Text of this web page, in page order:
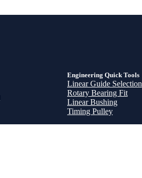
Engineering Quick Tools
Linear Guide Selection
Rotary Bearing Fit
Linear Bushing
Timing Pulley